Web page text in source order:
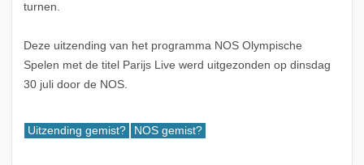
turnen.
Deze uitzending van het programma NOS Olympische
Spelen met de titel Parijs Live werd uitgezonden op dinsdag
30 juli door de NOS.
Uitzending gemist? NOS gemist?